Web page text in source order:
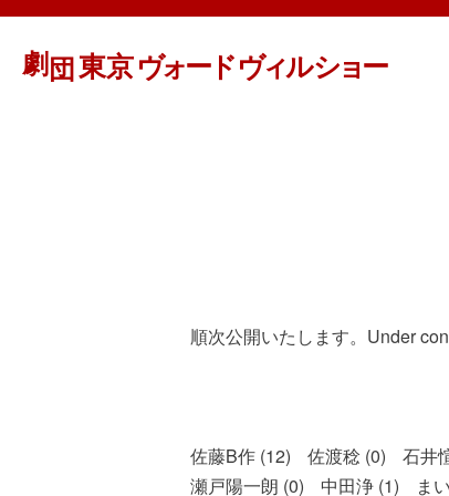
順次公開いたします。Under
佐藤B作 (12) 佐渡稔 (0) 石井
瀬戸陽一朗 (0)
中田浄 (1) ま